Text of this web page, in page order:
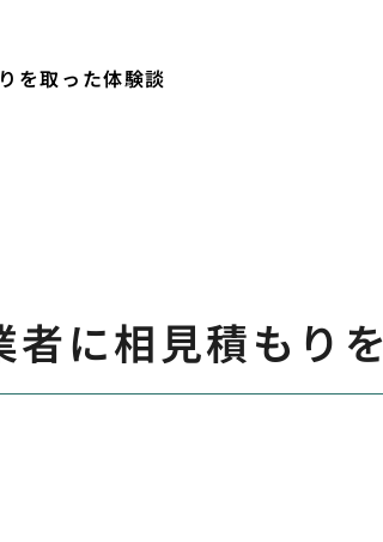
を取った体験談
者に相見積もり